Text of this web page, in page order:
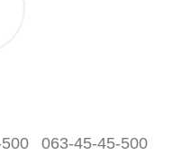
063-45-45-500